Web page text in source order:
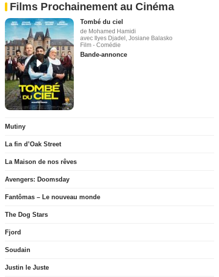
Films Prochainement au Cinéma
Tombé du ciel
de Mohamed Hamidi
avec Ilyes Djadel, Josiane Balasko
Film - Comédie
Bande-annonce
Mutiny
La fin d’Oak Street
La Maison de nos rêves
Avengers: Doomsday
Fantômas – Le nouveau monde
The Dog Stars
Fjord
Soudain
Justin le Juste